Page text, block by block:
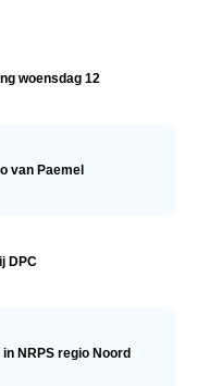
woensdag 12
van Paemel
DPC
NRPS regio Noord